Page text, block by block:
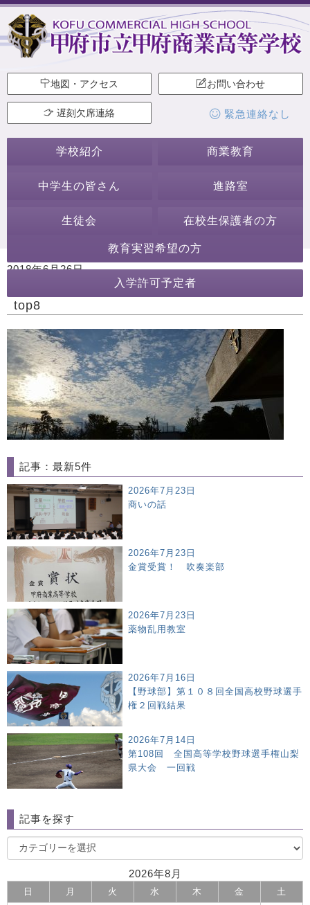
地図・アクセス お問い合わせ
遅刻欠席連絡 緊急連絡なし
学校紹介 商業教育
中学生の皆さん 進路室
生徒会 在校生保護者の方
教育実習希望の方
入学許可予定者
2018年6月26日
top8
記事：最新5件
2026年7月23日
商いの話
2026年7月23日
金賞受賞！ 吹奏楽部
2026年7月23日
薬物乱用教室
2026年7月16日
【野球部】第１０８回全国高校野球選手
権２回戦結果
2026年7月14日
第108回 全国高等学校野球選手権山梨
県大会 一回戦
記事を探す
2026年8月
日 月 火 水 木 金 土